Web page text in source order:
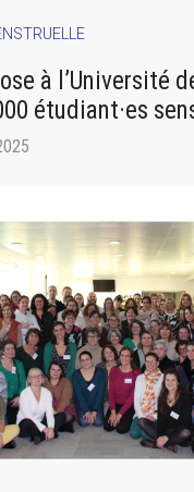
à l’Université
étudiant·es